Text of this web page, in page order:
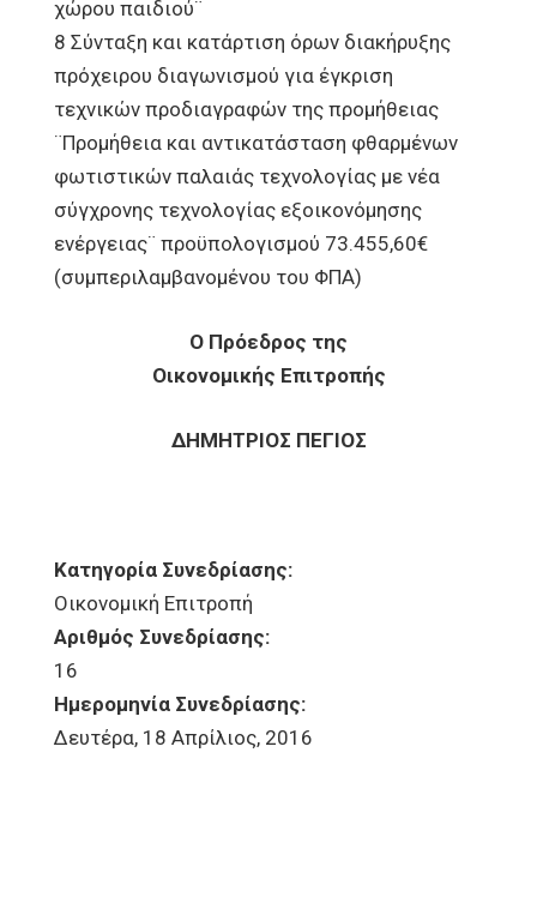
χώρου παιδιού¨
8 Σύνταξη και κατάρτιση όρων διακήρυξης
πρόχειρου διαγωνισμού για έγκριση
τεχνικών προδιαγραφών της προμήθειας
¨Προμήθεια και αντικατάσταση φθαρμένων
φωτιστικών παλαιάς τεχνολογίας με νέα
σύγχρονης τεχνολογίας εξοικονόμησης
ενέργειας¨ προϋπολογισμού 73.455,60€
(συμπεριλαμβανομένου του ΦΠΑ)
Ο Πρόεδρος της
Οικονομικής Επιτροπής
ΔΗΜΗΤΡΙΟΣ ΠΕΓΙΟΣ
Κατηγορία Συνεδρίασης:
Οικονομική Επιτροπή
Αριθμός Συνεδρίασης:
16
Ημερομηνία Συνεδρίασης:
Δευτέρα, 18 Απρίλιος, 2016